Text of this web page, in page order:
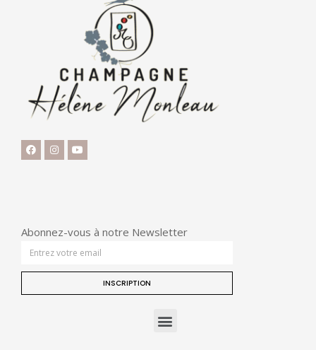
Abonnez-vous à notre Newsletter
INSCRIPTION